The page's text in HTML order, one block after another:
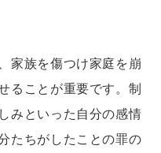
家族を傷つけ家庭を崩
ることが重要です。制
みといった自分の感情
たちがしたことの罪の